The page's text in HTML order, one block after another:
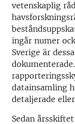
vetenskaplig
ingår numer
Sverige är
datainsamling
detaljerade
Sedan